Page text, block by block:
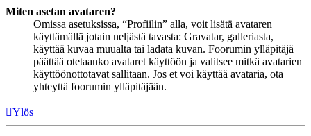
Miten asetan avataren?
Omissa asetuksissa, “Profiilin” alla, voit lisätä avataren
käyttämällä jotain neljästä tavasta: Gravatar, galleriasta,
käyttää kuvaa muualta tai ladata kuvan. Foorumin ylläpitäjä
päättää otetaanko avataret käyttöön ja valitsee mitkä avatarien
käyttöönottotavat sallitaan. Jos et voi käyttää avataria, ota
yhteyttä foorumin ylläpitäjään.
Ylös